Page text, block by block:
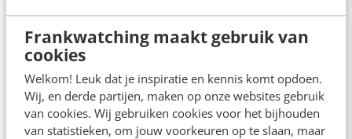
Frankwatching maakt gebruik van
cookies
Welkom! Leuk dat je inspiratie en kennis komt opdoen.
Wij, en derde partijen, maken op onze websites gebruik
van cookies. Wij gebruiken cookies voor het bijhouden
van statistieken, om jouw voorkeuren op te slaan, maar
De nieuwe SEO- & GEO-
spelregels
In 2,5 uur van Google-first naar AI-first: zo wordt je
content beter gevonden. Schrijf je in en bekijk
direct.
Meer weten